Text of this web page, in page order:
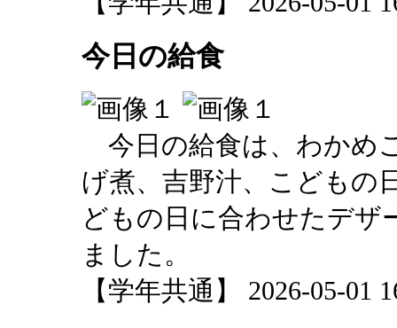
今日の給食
今日の給食は、わかめ
げ煮、吉野汁、こどもの
どもの日に合わせたデザ
ました。
【学年共通】 2026-05-01